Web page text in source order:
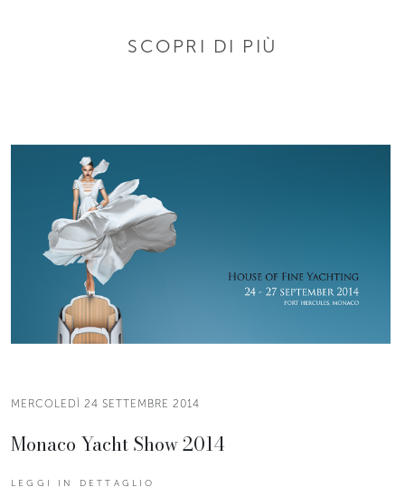
SCOPRI DI PIÙ
MERCOLEDÌ 24 SETTEMBRE 2014
Monaco Yacht Show 2014
LEGGI IN DETTAGLIO